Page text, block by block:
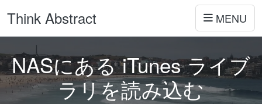
Think Abstract MENU
NASにある iTunes ライブ
ラリを読み込む